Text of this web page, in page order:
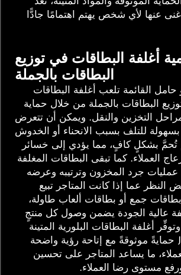
غنى عنها لأي شخص يهتم اهتمامًا جادًّا
أغلفة البطاقات في توزيع
البطاقات بالجملة
حامل القائمة تلعب أغلفة البطاقات
البطاقات بالجملة من خلال حماية
التخزين والنقل. ويمكن أن تتعرض
للتلف بسبب الانحناء أو الخدوش
تُحمَّ بشكلٍ كافٍ، مما يؤدي إلى خسائر
العملاء. كما تبقى البطاقات المغلفة
جرد المخزون وترتيبه وعرضه
النظر عما إذا كانت المتاجر تبيع
جمع أو بطاقات ألعاب طاولة،
عالية الجودة يضمن وصول كل منتجٍ
أغلفة البطاقات البلورية المتينة
من شركة JIN DA حمايةً موثوقةً مع إتاحة رؤية واضحة
ما يساعد المتاجر على تحسين
مستوى رضا العملاء.